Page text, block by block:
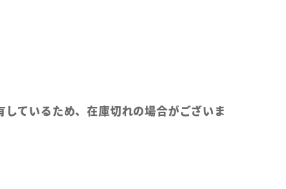
ているため、在庫切れの場合がございま